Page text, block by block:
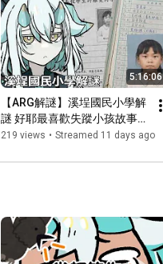
5:16:06
【ARG解謎】溪埕國民小學解
謎 好耶最喜歡失蹤小孩故事啦
#komoriLIVE
219 views • Streamed 11 days ago